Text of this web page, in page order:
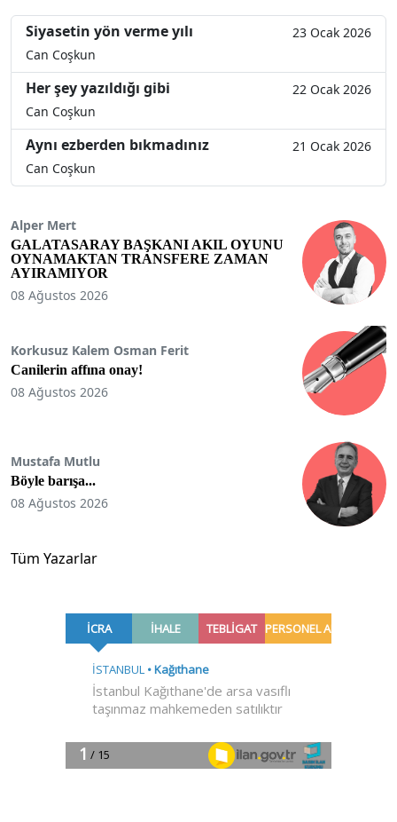
Siyasetin yön verme yılı
23 Ocak 2026
Can Coşkun
Her şey yazıldığı gibi
22 Ocak 2026
Can Coşkun
Aynı ezberden bıkmadınız
21 Ocak 2026
Can Coşkun
Alper Mert
GALATASARAY BAŞKANI AKIL OYUNU
OYNAMAKTAN TRANSFERE ZAMAN
AYIRAMIYOR
08 Ağustos 2026
Korkusuz Kalem Osman Ferit
Canilerin affına onay!
08 Ağustos 2026
Mustafa Mutlu
Böyle barışa...
08 Ağustos 2026
Tüm Yazarlar